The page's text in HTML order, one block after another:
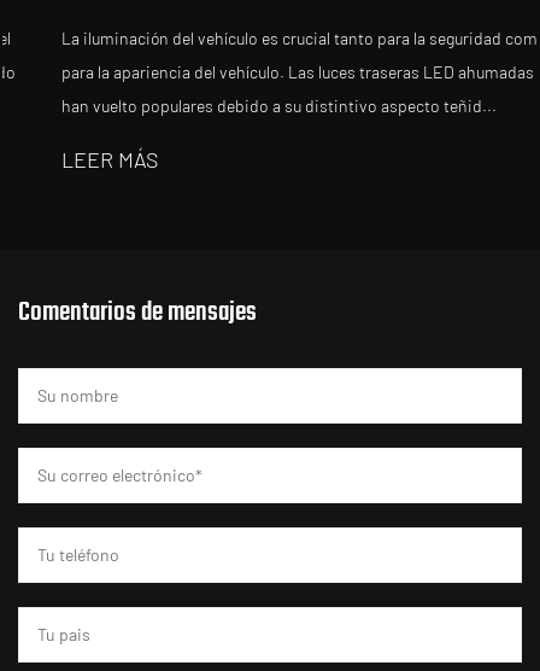
La iluminación del vehículo es crucial tanto para la seguridad como
para la apariencia del vehículo. Las luces traseras LED ahumadas se
han vuelto populares debido a su distintivo aspecto teñid...
LEER MÁS
Comentarios de mensajes